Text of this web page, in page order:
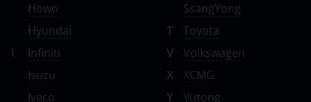
Howo
Hyundai
I
Infiniti
Isuzu
Iveco
SsangYong
T
Toyota
V
Volkswagen
X
XCMG
Y
Yutong